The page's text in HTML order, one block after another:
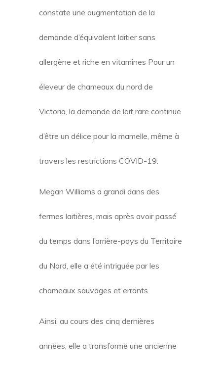
constate une augmentation de la
demande d’équivalent laitier sans
allergène et riche en vitamines Pour un
éleveur de chameaux du nord de
Victoria, la demande de lait rare continue
d’être un délice pour la mamelle, même à
travers les restrictions COVID-19.
Megan Williams a grandi dans des
fermes laitières, mais après avoir passé
du temps dans l’arrière-pays du Territoire
du Nord, elle a été intriguée par les
chameaux sauvages et errants.
Ainsi, au cours des cinq dernières
années, elle a transformé une ancienne